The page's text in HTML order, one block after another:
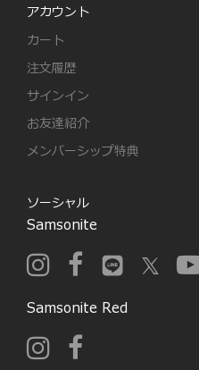
アカウント
カート
注文履歴
サインイン
お友達紹介
メンバーシップ特典
ソーシャル
Samsonite
Samsonite Red